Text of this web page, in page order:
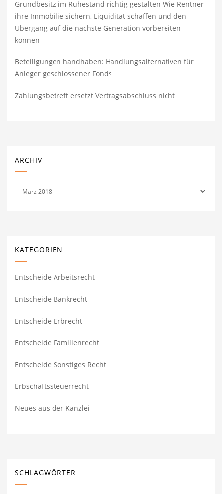
Grundbesitz im Ruhestand richtig gestalten Wie Rentner
ihre Immobilie sichern, Liquidität schaffen und den
Übergang auf die nächste Generation vorbereiten
können
Beteiligungen handhaben: Handlungsalternativen für
Anleger geschlossener Fonds
Zahlungsbetreff ersetzt Vertragsabschluss nicht
ARCHIV
KATEGORIEN
Entscheide Arbeitsrecht
Entscheide Bankrecht
Entscheide Erbrecht
Entscheide Familienrecht
Entscheide Sonstiges Recht
Erbschaftssteuerrecht
Neues aus der Kanzlei
SCHLAGWÖRTER